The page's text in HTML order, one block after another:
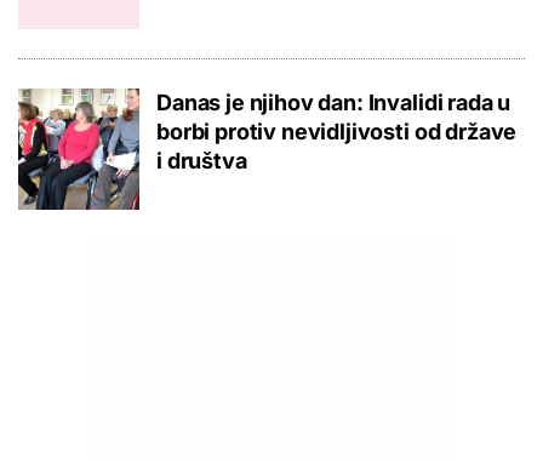
Danas je njihov dan: Invalidi rada u
borbi protiv nevidljivosti od države
i društva